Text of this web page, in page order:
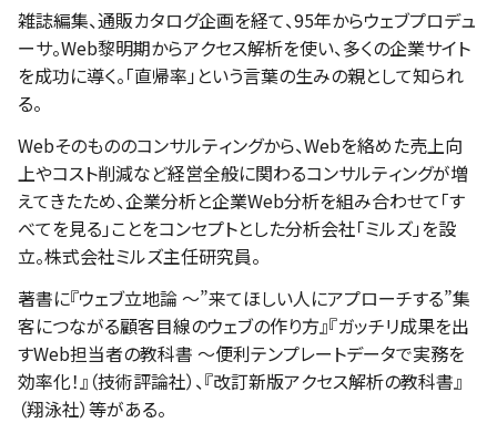
雑誌編集、通販カタログ企画を経て、95年からウェブプロデュ
ーサ。Web黎明期からアクセス解析を使い、多くの企業サイト
を成功に導く。「直帰率」という言葉の生みの親として知られ
る。
Webそのもののコンサルティングから、Webを絡めた売上向
上やコスト削減など経営全般に関わるコンサルティングが増
えてきたため、企業分析と企業Web分析を組み合わせて「す
べてを見る」ことをコンセプトとした分析会社「ミルズ」を設
立。株式会社ミルズ主任研究員。
著書に『ウェブ立地論 ～”来てほしい人にアプローチする”集
客につながる顧客目線のウェブの作り方』『ガッチリ成果を出
すWeb担当者の教科書 ～便利テンプレートデータで実務を
効率化！』（技術評論社）、『改訂新版アクセス解析の教科書』
（翔泳社）等がある。